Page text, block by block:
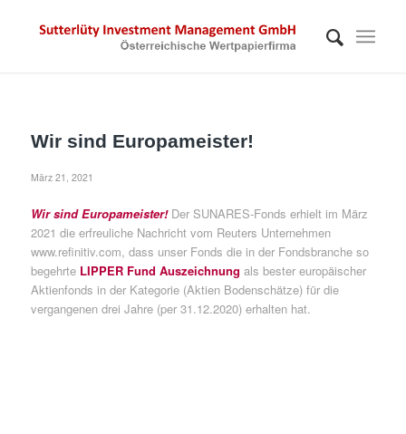
Wir sind Europameister!
März 21, 2021
Wir sind Europameister!Der SUNARES-Fonds erhielt im März
2021 die erfreuliche Nachricht vom Reuters Unternehmen
www.refinitiv.com, dass unser Fonds die in der Fondsbranche so
begehrte LIPPER Fund Auszeichnung als bester europäischer
Aktienfonds in der Kategorie (Aktien Bodenschätze) für die
vergangenen drei Jahre (per 31.12.2020) erhalten hat.